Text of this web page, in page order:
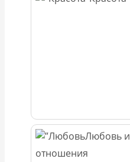
Любовь и
отношения